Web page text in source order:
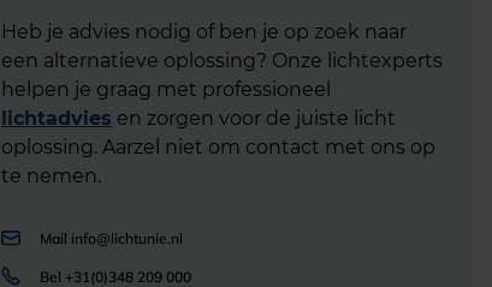
Heb je advies nodig of ben je op zoek naar
een alternatieve oplossing? Onze lichtexperts
helpen je graag met professioneel
lichtadvies en zorgen voor de juiste licht
oplossing. Aarzel niet om contact met ons op
te nemen.
Mail info@lichtunie.nl
Bel +31(0)348 209 000